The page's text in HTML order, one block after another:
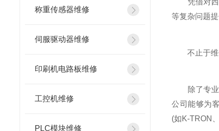
称重传感器维修
伺服驱动器维修
印刷机电路板维修
工控机维修
PLC模块维修
凭借对西门
等复杂问题
不止于维
除了专业的
公司能够为
(如K-TRON